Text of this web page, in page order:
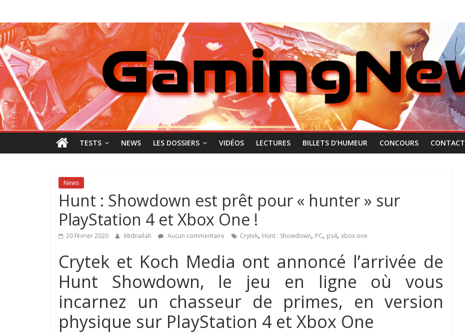
contenu
GamingNewZ
Tests
et
Actu
des
jeux
vidéo
TESTS NEWS LES DOSSIERS VIDÉOS LECTURES BILLETS D’HUMEUR CONCOURS CONTACT
News
Hunt : Showdown est prêt pour « hunter » sur
PlayStation 4 et Xbox One !
20 février 2020 Midnailah Aucun commentaire Crytek, Hunt : Showdown, PC, ps4, xbox one
Crytek et Koch Media ont annoncé l’arrivée de
Hunt Showdown, le jeu en ligne où vous
incarnez un chasseur de primes, en version
physique sur PlayStation 4 et Xbox One